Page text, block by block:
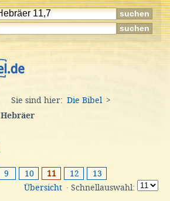
Sie sind hier: Die Bibel
>
Hebräer
9 10 11 12
13
Übersicht · Schnellauswahl: